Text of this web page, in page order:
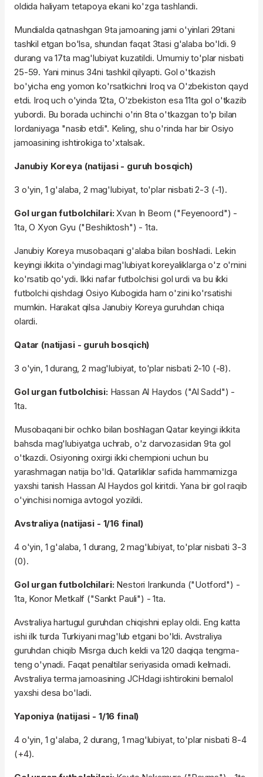
oldida haliyam tetapoya ekani ko'zga tashlandi.
Mundialda qatnashgan 9ta jamoaning jami o'yinlari 29tani
tashkil etgan bo'lsa, shundan faqat 3tasi g'alaba bo'ldi. 9
durang va 17ta mag'lubiyat kuzatildi. Umumiy to'plar nisbati
25-59. Yani minus 34ni tashkil qilyapti. Gol o'tkazish
bo'yicha eng yomon ko'rsatkichni Iroq va O'zbekiston qayd
etdi. Iroq uch o'yinda 12ta, O'zbekiston esa 11ta gol o'tkazib
yubordi. Bu borada uchinchi o'rin 8ta o'tkazgan to'p bilan
Iordaniyaga "nasib etdi". Keling, shu o'rinda har bir Osiyo
jamoasining ishtirokiga to'xtalsak.
Janubiy Koreya (natijasi - guruh bosqich)
3 o'yin, 1 g'alaba, 2 mag'lubiyat, to'plar nisbati 2-3 (-1).
Gol urgan futbolchilari:Xvan In Beom ("Feyenoord") -
1ta, O Xyon Gyu ("Beshiktosh") - 1ta.
Janubiy Koreya musobaqani g'alaba bilan boshladi. Lekin
keyingi ikkita o'yindagi mag'lubiyat koreyaliklarga o'z o'rnini
ko'rsatib qo'ydi. Ikki nafar futbolchisi gol urdi va bu ikki
futbolchi qishdagi Osiyo Kubogida ham o'zini ko'rsatishi
mumkin. Harakat qilsa Janubiy Koreya guruhdan chiqa
olardi.
Qatar (natijasi - guruh bosqich)
3 o'yin, 1 durang, 2 mag'lubiyat, to'plar nisbati 2-10 (-8).
Gol urgan futbolchisi:Hassan Al Haydos ("Al Sadd") -
1ta.
Musobaqani bir ochko bilan boshlagan Qatar keyingi ikkita
bahsda mag'lubiyatga uchrab, o'z darvozasidan 9ta gol
o'tkazdi. Osiyoning oxirgi ikki chempioni uchun bu
yarashmagan natija bo'ldi. Qatarliklar safida hammamizga
yaxshi tanish Hassan Al Haydos gol kiritdi. Yana bir gol raqib
o'yinchisi nomiga avtogol yozildi.
Avstraliya (natijasi - 1/16 final)
4 o'yin, 1 g'alaba, 1 durang, 2 mag'lubiyat, to'plar nisbati 3-3
(0).
Gol urgan futbolchilari:Nestori Irankunda ("Uotford") -
1ta, Konor Metkalf ("Sankt Pauli") - 1ta.
Avstraliya hartugul guruhdan chiqishni eplay oldi. Eng katta
ishi ilk turda Turkiyani mag'lub etgani bo'ldi. Avstraliya
guruhdan chiqib Misrga duch keldi va 120 daqiqa tengma-
teng o'ynadi. Faqat penaltilar seriyasida omadi kelmadi.
Avstraliya terma jamoasining JCHdagi ishtirokini bemalol
yaxshi desa bo'ladi.
Yaponiya (natijasi - 1/16 final)
4 o'yin, 1 g'alaba, 2 durang, 1 mag'lubiyat, to'plar nisbati 8-4
(+4).